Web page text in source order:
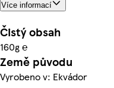
Více informací
Čistý obsah
160g ℮
Země původu
Vyrobeno v: Ekvádor